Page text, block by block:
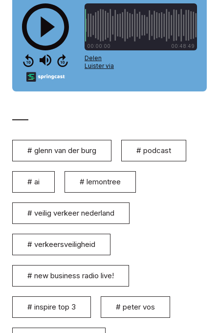
# glenn van der burg # podcast
# ai # lemontree
# veilig verkeer nederland
# verkeersveiligheid
# new business radio live!
# inspire top 3 # peter vos